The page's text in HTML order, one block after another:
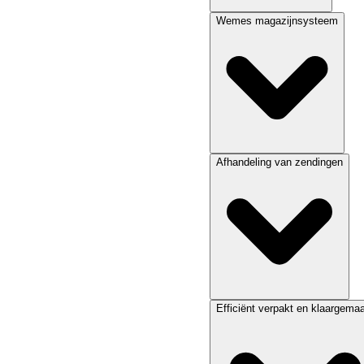
Wemes magazijnsysteem
Afhandeling van zendingen
Efficiënt verpakt en